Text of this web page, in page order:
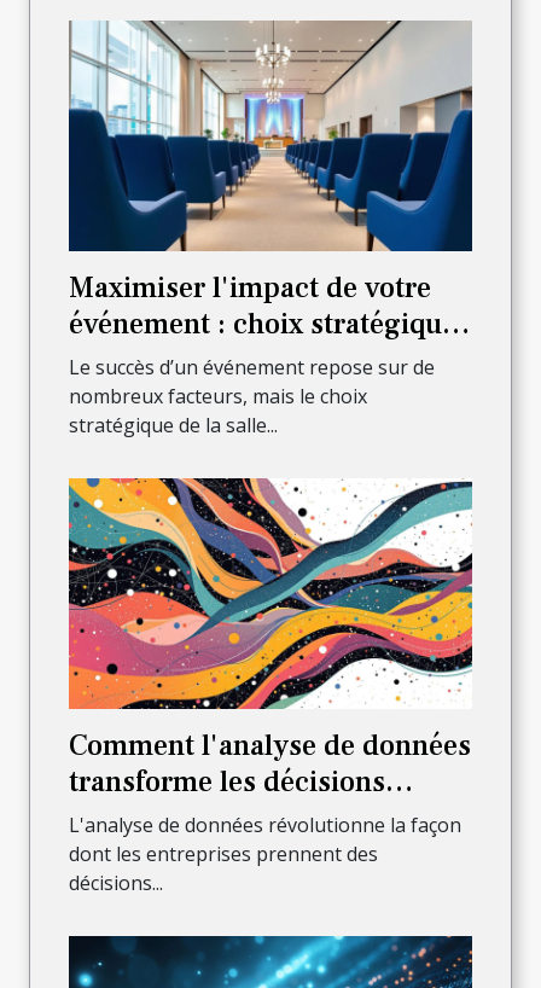
Maximiser l'impact de votre
événement : choix stratégique
de la salle
Le succès d’un événement repose sur de
nombreux facteurs, mais le choix
stratégique de la salle...
Comment l'analyse de données
transforme les décisions
d'entreprise ?
L'analyse de données révolutionne la façon
dont les entreprises prennent des
décisions...